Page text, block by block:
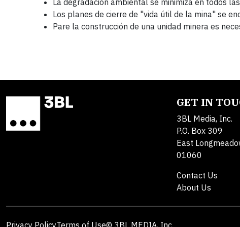
Los planes de cierre de "vida útil de la mina" se
Pare la construcción de una unidad minera es
GET IN
3BL Media, Inc.
P.O. Box 309
East
01060
Contact Us
About Us
Privacy PolicyTerms of Use© 3BL MEDIA, Inc.